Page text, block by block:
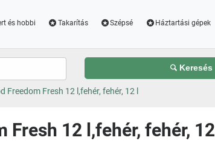
és hobbi Takarítás Szépsé Háztartási gépek
Keresés
Fresh 12 l,fehér, fehér, 12 l
12 l,fehér, fehér, 12 l